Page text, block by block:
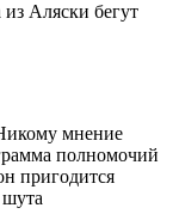
Аляски бегут
мнение
полномочий
пригодится
шута